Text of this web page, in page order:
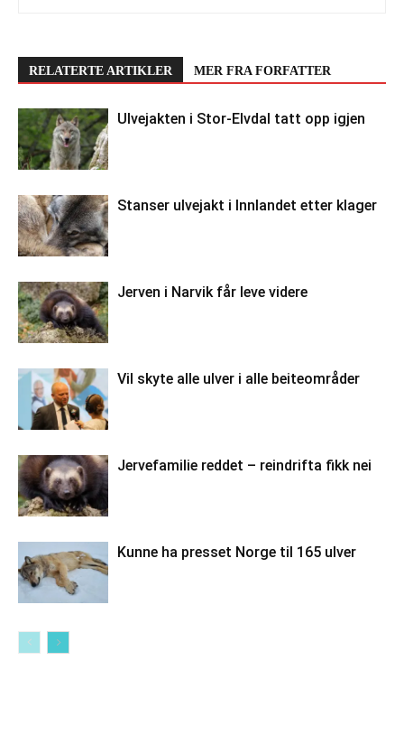
RELATERTE ARTIKLER MER FRA FORFATTER
Ulvejakten i Stor-Elvdal tatt opp igjen
Stanser ulvejakt i Innlandet etter klager
Jerven i Narvik får leve videre
Vil skyte alle ulver i alle beiteområder
Jervefamilie reddet – reindrifta fikk nei
Kunne ha presset Norge til 165 ulver